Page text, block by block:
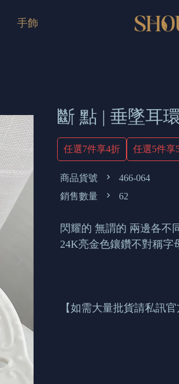
手飾
斷 點 | 垂墜耳
任選7件享4折 任選5件享
商品貨號
466-064
銷售數量
62
閃耀的 無謂的 兩邊各不
24K亮金色鑲鑽不對稱字
【如需大量批貨請私訊官